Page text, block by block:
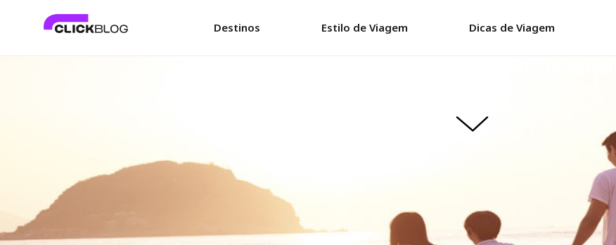
Destinos Estilo de Viagem Dicas de Viagem